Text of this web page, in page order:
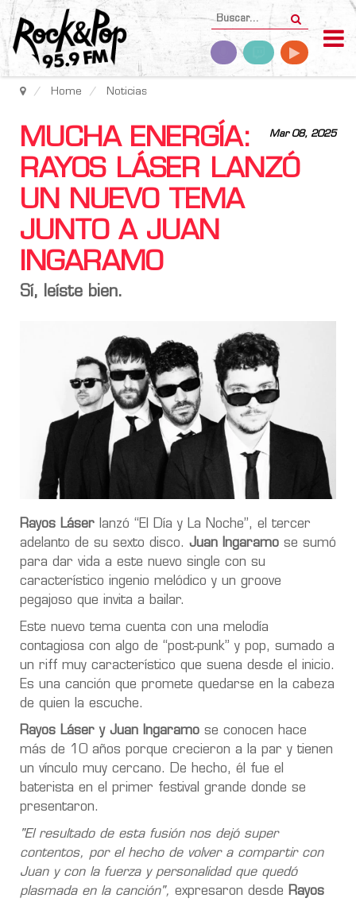
Home Noticias
Mar 08, 2025
MUCHA ENERGÍA:
RAYOS LÁSER LANZÓ
UN NUEVO TEMA
JUNTO A JUAN
INGARAMO
Sí, leíste bien.
Rayos Láser lanzó “El Día y La Noche”, el tercer
adelanto de su sexto disco. Juan Ingaramo se sumó
para dar vida a este nuevo single con su
característico ingenio melódico y un groove
pegajoso que invita a bailar.
Este nuevo tema cuenta con una melodía
contagiosa con algo de “post-punk” y pop, sumado a
un riff muy característico que suena desde el inicio.
Es una canción que promete quedarse en la cabeza
de quien la escuche.
Rayos Láser y Juan Ingaramo se conocen hace
más de 10 años porque crecieron a la par y tienen
un vínculo muy cercano. De hecho, él fue el
baterista en el primer festival grande donde se
presentaron.
"El resultado de esta fusión nos dejó super
contentos, por el hecho de volver a compartir con
Juan y con la fuerza y personalidad que quedó
plasmada en la canción", expresaron desde Rayos